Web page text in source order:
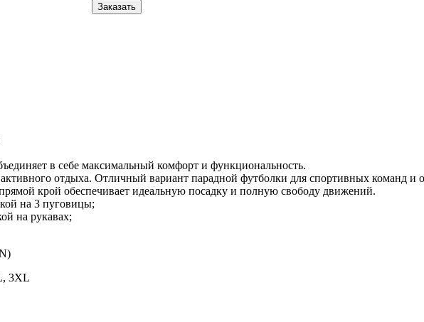
Заказать
в себе максимальный комфорт и функциональность.
отдыха. Отличный вариант парадной футболки для спортивных команд и
крой обеспечивает идеальную посадку и полную свободу движений.
на 3 пуговицы;
на рукавах;
3XL